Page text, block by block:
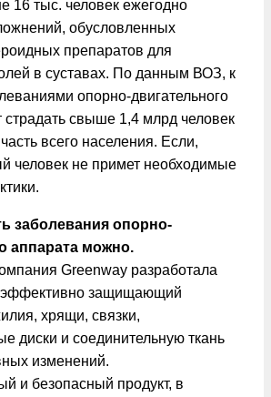
16 тыс. человек ежегодно
обусловленных
препаратов для
в суставах. По данным ВОЗ, к
опорно-двигательного
страдать свыше 1,4 млрд человек
всего населения. Если,
человек не примет необходимые
заболевания опорно-
аппарата можно.
Greenway разработала
эффективно защищающий
хрящи, связки,
диски и соединительную ткань
изменений.
и безопасный продукт, в